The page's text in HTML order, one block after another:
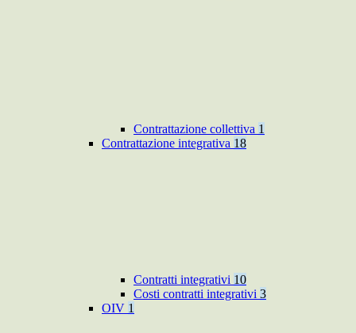
Contrattazione collettiva 1
Contrattazione integrativa 18
Contratti integrativi 10
Costi contratti integrativi 3
OIV 1